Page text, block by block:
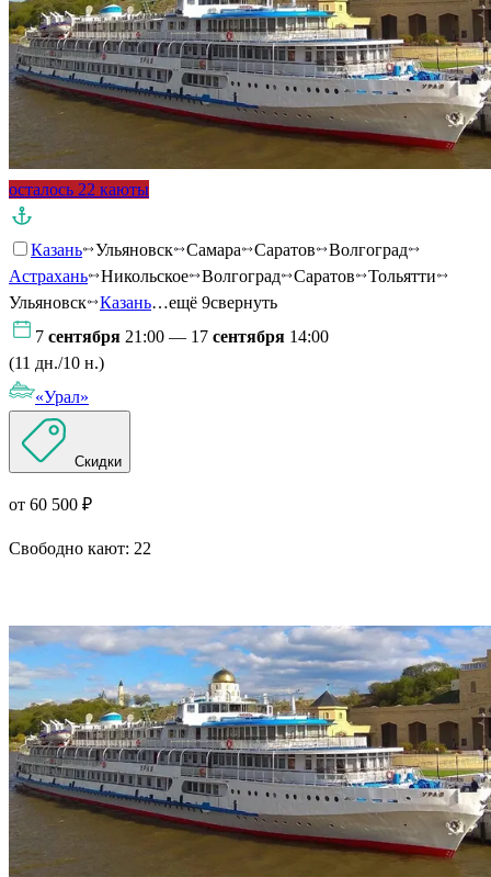
осталось 22 каюты
Казань Ульяновск Самара Саратов
Волгоград
Астрахань
Никольское Волгоград Саратов
Тольятти
Ульяновск
Казань…ещё 9свернуть
7 сентября 21:00 — 17 сентября 14:00
(11 дн./10 н.)
«Урал»
Скидки
от 60 500 ₽
Свободно кают: 22